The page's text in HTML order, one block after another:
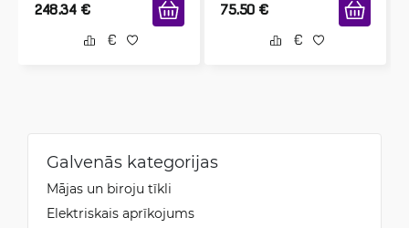
248.34 € 75.50 €
Galvenās kategorijas
Mājas un biroju tīkli
Elektriskais aprīkojums